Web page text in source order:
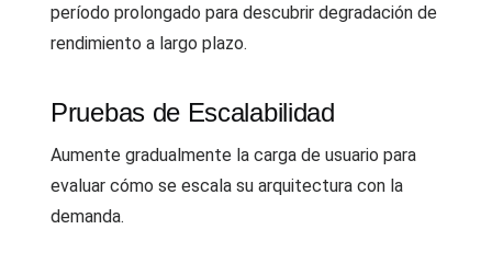
período prolongado para descubrir degradación de
rendimiento a largo plazo.
Pruebas de Escalabilidad
Aumente gradualmente la carga de usuario para
evaluar cómo se escala su arquitectura con la
demanda.